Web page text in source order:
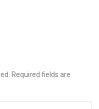
Required fields are